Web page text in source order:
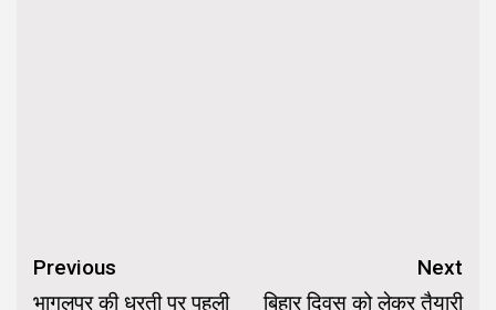
Continue
Previous
भागलपुर की धरती पर पहली
Next
बिहार दिवस को लेकर तैयारी